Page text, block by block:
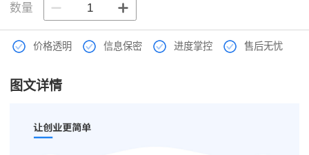
数量
价格透明 信息保密 进度掌控 售后无忧
图文详情